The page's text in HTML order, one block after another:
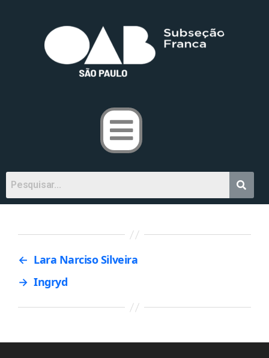
← Lara Narciso Silveira
→ Ingryd